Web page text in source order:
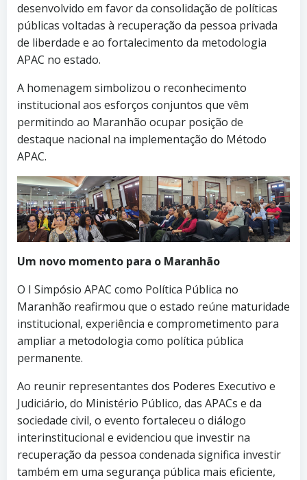
desenvolvido em favor da consolidação de políticas
públicas voltadas à recuperação da pessoa privada
de liberdade e ao fortalecimento da metodologia
APAC no estado.
A homenagem simbolizou o reconhecimento
institucional aos esforços conjuntos que vêm
permitindo ao Maranhão ocupar posição de
destaque nacional na implementação do Método
APAC.
Um novo momento para o Maranhão
O I Simpósio APAC como Política Pública no
Maranhão reafirmou que o estado reúne maturidade
institucional, experiência e comprometimento para
ampliar a metodologia como política pública
permanente.
Ao reunir representantes dos Poderes Executivo e
Judiciário, do Ministério Público, das APACs e da
sociedade civil, o evento fortaleceu o diálogo
interinstitucional e evidenciou que investir na
recuperação da pessoa condenada significa investir
também em uma segurança pública mais eficiente,